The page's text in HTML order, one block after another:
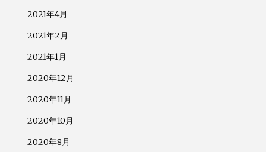
2021年4月
2021年2月
2021年1月
2020年12月
2020年11月
2020年10月
2020年8月